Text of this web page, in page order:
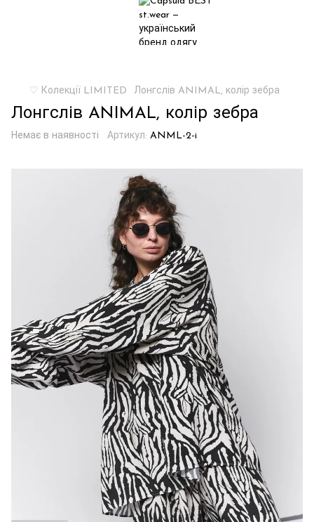
♡ Колекції LIMITED Лонгслів ANIMAL, колір зебра
Лонгслів ANIMAL, колір зебра
Немає в наявності Артикул: ANML-2-i